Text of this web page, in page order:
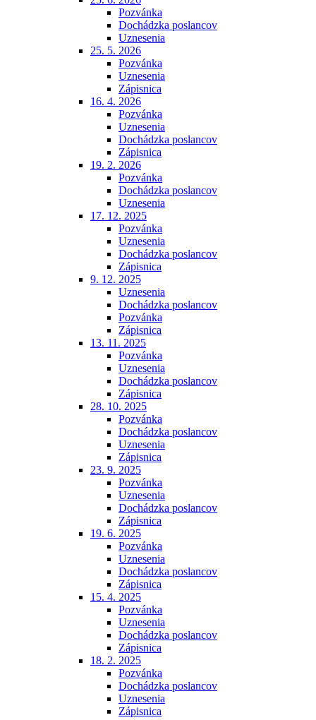
Pozvánka
Dochádzka poslancov
Uznesenia
25. 5. 2026
Pozvánka
Uznesenia
Zápisnica
16. 4. 2026
Pozvánka
Uznesenia
Dochádzka poslancov
Zápisnica
19. 2. 2026
Pozvánka
Dochádzka poslancov
Uznesenia
17. 12. 2025
Pozvánka
Uznesenia
Dochádzka poslancov
Zápisnica
9. 12. 2025
Uznesenia
Dochádzka poslancov
Pozvánka
Zápisnica
13. 11. 2025
Pozvánka
Uznesenia
Dochádzka poslancov
Zápisnica
28. 10. 2025
Pozvánka
Dochádzka poslancov
Uznesenia
Zápisnica
23. 9. 2025
Pozvánka
Uznesenia
Dochádzka poslancov
Zápisnica
19. 6. 2025
Pozvánka
Uznesenia
Dochádzka poslancov
Zápisnica
15. 4. 2025
Pozvánka
Uznesenia
Dochádzka poslancov
Zápisnica
18. 2. 2025
Pozvánka
Dochádzka poslancov
Uznesenia
Zápisnica